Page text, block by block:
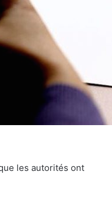
les autorités ont